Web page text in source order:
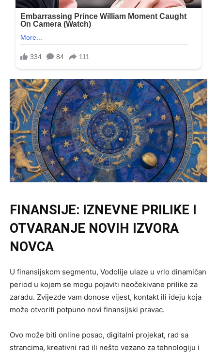
FINANSIJE: IZNEVNE PRILIKE I
OTVARANJE NOVIH IZVORA
NOVCA
U finansijskom segmentu, Vodolije ulaze u vrlo dinamičan
period u kojem se mogu pojaviti neočekivane prilike za
zaradu. Zvijezde vam donose vijest, kontakt ili ideju koja
može otvoriti potpuno novi finansijski pravac.
Ovo može biti online posao, digitalni projekat, rad sa
strancima, kreativni rad ili nešto vezano za tehnologiju i